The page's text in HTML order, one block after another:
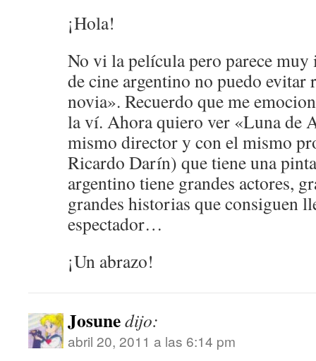
¡Hola!
No vi la película pero parece
de cine argentino no puedo
novia». Recuerdo que me
la ví. Ahora quiero ver «Luna de
mismo director y con el mismo
Ricardo Darín) que tiene una
argentino tiene grandes actores,
grandes historias que consiguen
espectador…
¡Un abrazo!
Josunedijo:
abril 20, 2011 a las 6:14 pm